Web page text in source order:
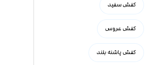
کفش سفید
کفش عروس
کفش پاشنه بلند